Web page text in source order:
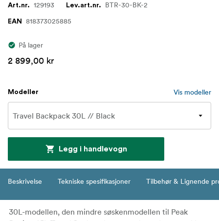
Art.nr. 129193 Lev.art.nr. BTR-30-BK-2
EAN 818373025885
På lager
2 899,00 kr
Modeller Vis modeller
Legg i handlevogn
Beskrivelse Tekniske spesifikasjoner Tilbehør & Lignende
30L-modellen, den mindre søskenmodellen til Peak